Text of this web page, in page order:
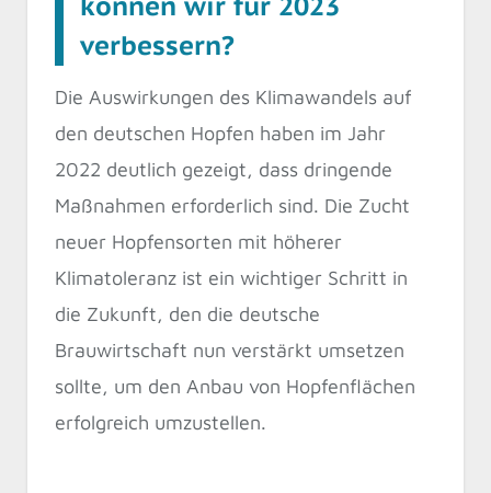
verbessern?
Die Auswirkungen des Klimawandels auf
den deutschen Hopfen haben im Jahr
2022 deutlich gezeigt, dass dringende
Maßnahmen erforderlich sind. Die Zucht
neuer Hopfensorten mit höherer
Klimatoleranz ist ein wichtiger Schritt in
die Zukunft, den die deutsche
Brauwirtschaft nun verstärkt umsetzen
sollte, um den Anbau von Hopfenflächen
erfolgreich umzustellen.